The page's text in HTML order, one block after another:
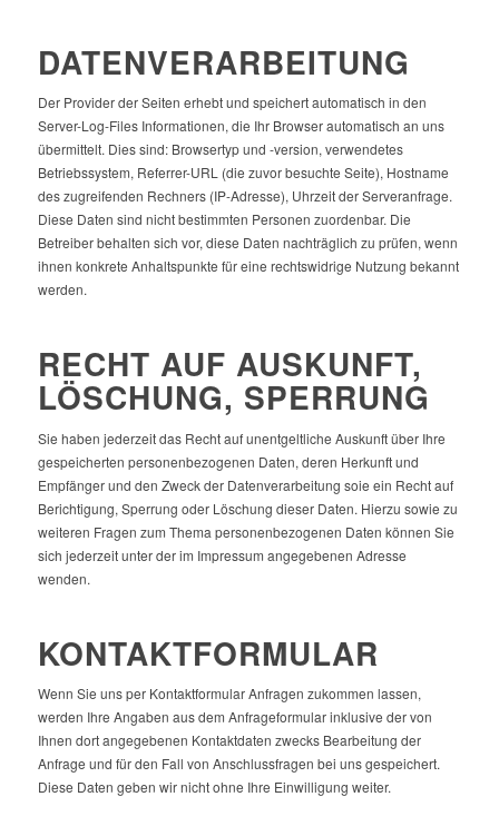
DATENVERARBEITUNG
Der Provider der Seiten erhebt und speichert automatisch in den
Server-Log-Files Informationen, die Ihr Browser automatisch an uns
übermittelt. Dies sind: Browsertyp und -version, verwendetes
Betriebssystem, Referrer-URL (die zuvor besuchte Seite), Hostname
des zugreifenden Rechners (IP-Adresse), Uhrzeit der Serveranfrage.
Diese Daten sind nicht bestimmten Personen zuordenbar. Die
Betreiber behalten sich vor, diese Daten nachträglich zu prüfen, wenn
ihnen konkrete Anhaltspunkte für eine rechtswidrige Nutzung bekannt
werden.
RECHT AUF AUSKUNFT,
LÖSCHUNG, SPERRUNG
Sie haben jederzeit das Recht auf unentgeltliche Auskunft über Ihre
gespeicherten personenbezogenen Daten, deren Herkunft und
Empfänger und den Zweck der Datenverarbeitung soie ein Recht auf
Berichtigung, Sperrung oder Löschung dieser Daten. Hierzu sowie zu
weiteren Fragen zum Thema personenbezogenen Daten können Sie
sich jederzeit unter der im Impressum angegebenen Adresse
wenden.
KONTAKTFORMULAR
Wenn Sie uns per Kontaktformular Anfragen zukommen lassen,
werden Ihre Angaben aus dem Anfrageformular inklusive der von
Ihnen dort angegebenen Kontaktdaten zwecks Bearbeitung der
Anfrage und für den Fall von Anschlussfragen bei uns gespeichert.
Diese Daten geben wir nicht ohne Ihre Einwilligung weiter.